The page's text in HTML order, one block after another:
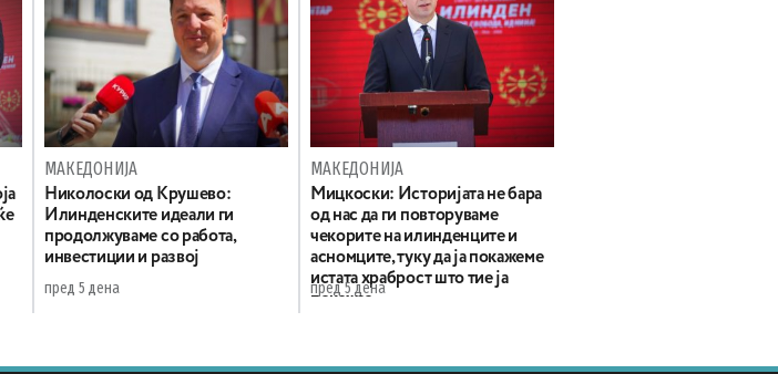
МАКЕДОНИЈА
Николоски од Крушево:
Илинденските идеали ги
продолжуваме со работа,
инвестиции и развој
пред 5 дена
МАКЕДОНИЈА
Мицкоски: Историјата не бара
од нас да ги повторуваме
чекорите на илинденците и
асномците, туку да ја покажеме
истата храброст што тие ја
покажаа
пред 5 дена